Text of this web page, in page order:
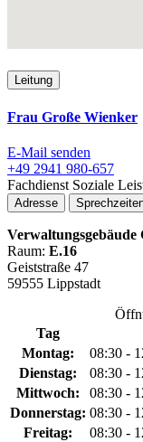
Leitung
Frau Große Wienker
E-Mail senden
+49 2941 980-657
Fachdienst Soziale
Adresse
Verwaltungsgebäude
Raum: E.16
Geiststraße 47
59555 Lippstadt
Tag
Montag:
08:30 -
Dienstag:
08:30 -
Mittwoch:
08:30 -
Donnerstag: 08:30 -
Freitag:
08:30 -